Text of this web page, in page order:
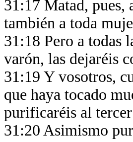
31:17 Matad, pues,
también a toda
31:18 Pero a todas
varón, las dejaréis
31:19 Y vosotros,
que haya tocado
purificaréis al
31:20 Asimismo